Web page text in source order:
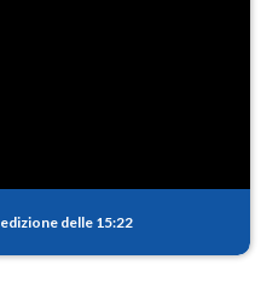
edizione delle 15:22